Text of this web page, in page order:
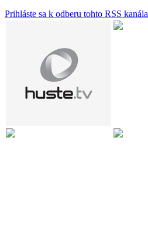
Prihláste sa k odberu tohto RSS kanála